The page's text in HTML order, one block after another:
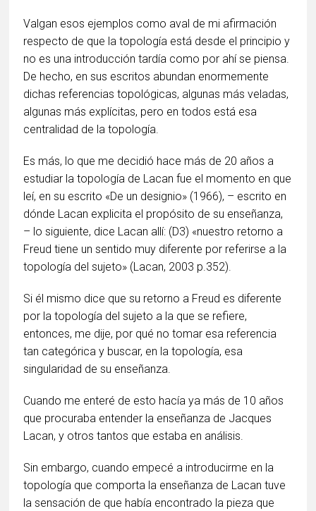
Valgan esos ejemplos como aval de mi afirmación
respecto de que la topología está desde el principio y
no es una introducción tardía como por ahí se piensa.
De hecho, en sus escritos abundan enormemente
dichas referencias topológicas, algunas más veladas,
algunas más explícitas, pero en todos está esa
centralidad de la topología.
Es más, lo que me decidió hace más de 20 años a
estudiar la topología de Lacan fue el momento en que
leí, en su escrito «De un designio» (1966), – escrito en
dónde Lacan explicita el propósito de su enseñanza,
– lo siguiente, dice Lacan allí: (D3) «nuestro retorno a
Freud tiene un sentido muy diferente por referirse a la
topología del sujeto» (Lacan, 2003 p.352).
Si él mismo dice que su retorno a Freud es diferente
por la topología del sujeto a la que se refiere,
entonces, me dije, por qué no tomar esa referencia
tan categórica y buscar, en la topología, esa
singularidad de su enseñanza.
Cuando me enteré de esto hacía ya más de 10 años
que procuraba entender la enseñanza de Jacques
Lacan, y otros tantos que estaba en análisis.
Sin embargo, cuando empecé a introducirme en la
topología que comporta la enseñanza de Lacan tuve
la sensación de que había encontrado la pieza que